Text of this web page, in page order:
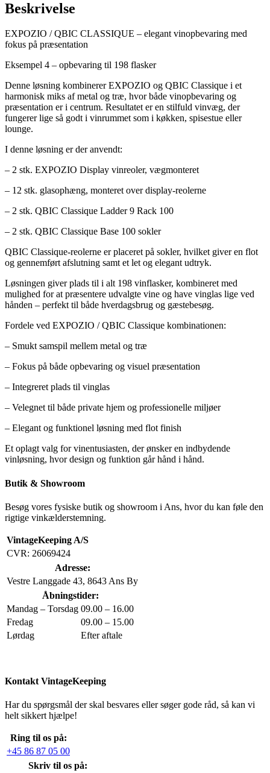
flasker
Beskrivelse
EXPOZIO / QBIC CLASSIQUE – elegant vinopbevaring med
fokus på præsentation
Eksempel 4 – opbevaring til 198 flasker
Denne løsning kombinerer EXPOZIO og QBIC Classique i et
harmonisk miks af metal og træ, hvor både vinopbevaring og
præsentation er i centrum. Resultatet er en stilfuld vinvæg, der
fungerer lige så godt i vinrummet som i køkken, spisestue eller
lounge.
I denne løsning er der anvendt:
– 2 stk. EXPOZIO Display vinreoler, vægmonteret
– 12 stk. glasophæng, monteret over display-reolerne
– 2 stk. QBIC Classique Ladder 9 Rack 100
– 2 stk. QBIC Classique Base 100 sokler
QBIC Classique-reolerne er placeret på sokler, hvilket giver en flot
og gennemført afslutning samt et let og elegant udtryk.
Løsningen giver plads til i alt 198 vinflasker, kombineret med
mulighed for at præsentere udvalgte vine og have vinglas lige ved
hånden – perfekt til både hverdagsbrug og gæstebesøg.
Fordele ved EXPOZIO / QBIC Classique kombinationen:
– Smukt samspil mellem metal og træ
– Fokus på både opbevaring og visuel præsentation
– Integreret plads til vinglas
– Velegnet til både private hjem og professionelle miljøer
– Elegant og funktionel løsning med flot finish
Et oplagt valg for vinentusiasten, der ønsker en indbydende
vinløsning, hvor design og funktion går hånd i hånd.
Butik & Showroom
Besøg vores fysiske butik og showroom i Ans, hvor du kan føle den
rigtige vinkælderstemning.
VintageKeeping A/S
CVR: 26069424
Adresse:
Vestre Langgade 43, 8643 Ans By
Åbningstider:
Mandag – Torsdag 09.00 – 16.00
Fredag
09.00 – 15.00
Lørdag
Efter aftale
Kontakt VintageKeeping
Har du spørgsmål der skal besvares eller søger gode råd, så kan vi
helt sikkert hjælpe!
Ring til os på:
+45 86 87 05 00
Skriv til os på: